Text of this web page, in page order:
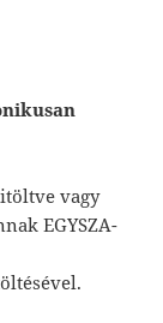
vagy
EGYSZA-